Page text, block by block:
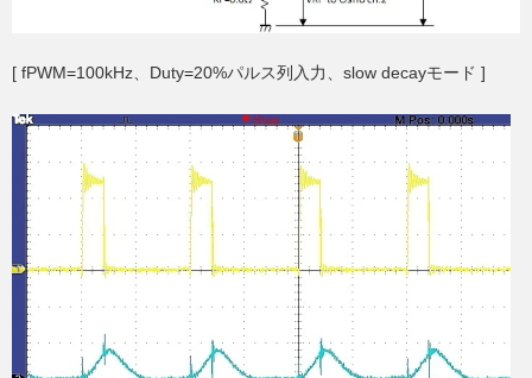
[ fPWM=100kHz、Duty=20%パルス列入力、slow decayモード ]